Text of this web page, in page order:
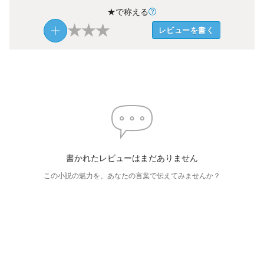
★で称える
★★★ レビューを書く
書かれたレビューはまだありません
この小説の魅力を、あなたの言葉で伝えてみませんか？